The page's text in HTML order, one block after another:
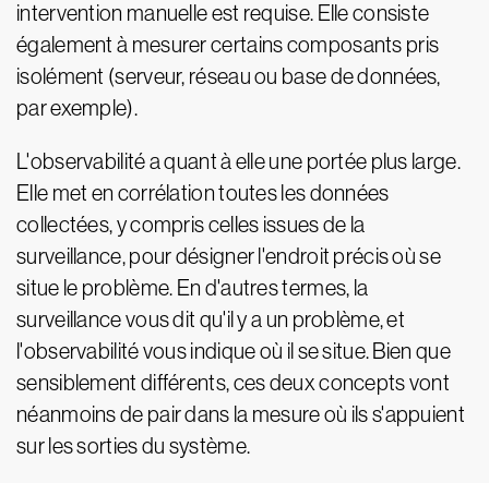
intervention manuelle est requise. Elle consiste
également à mesurer certains composants pris
isolément (serveur, réseau ou base de données,
par exemple).
L'observabilité a quant à elle une portée plus large.
Elle met en corrélation toutes les données
collectées, y compris celles issues de la
surveillance, pour désigner l'endroit précis où se
situe le problème. En d'autres termes, la
surveillance vous dit qu'il y a un problème, et
l'observabilité vous indique où il se situe. Bien que
sensiblement différents, ces deux concepts vont
néanmoins de pair dans la mesure où ils s'appuient
sur les sorties du système.